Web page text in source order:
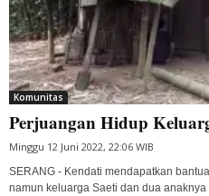
Komunitas
Perjuangan Hidup
Minggu 12 Juni 2022, 22:06 WIB
SERANG - Kendati mendapatkan
namun keluarga Saeti dan dua